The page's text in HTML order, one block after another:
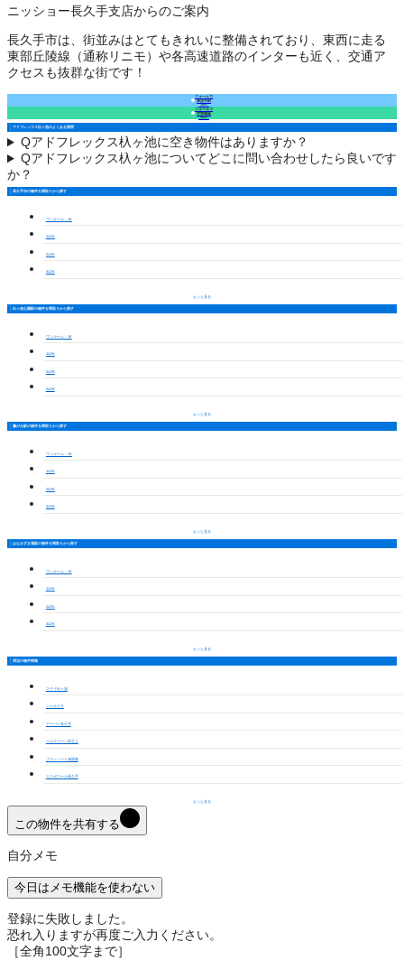
ニッショー長久手支店からのご案内
長久手市は、街並みはとてもきれいに整備されており、東西に走る
東部丘陵線（通称リニモ）や各高速道路のインターも近く、交通ア
クセスも抜群な街です！
フォームで
来店予約
（無料）
フォームで
空室確認
（無料）
アドフレックス杁ヶ池のよくある質問
Qアドフレックス杁ヶ池に空き物件はありますか？
Qアドフレックス杁ヶ池についてどこに問い合わせしたら良いです
か？
長久手市の物件を間取りから探す
ワンルーム・1K
1LDK
2LDK
3LDK
もっと見る
杁ヶ池公園駅の物件を間取りから探す
ワンルーム・1K
1LDK
2LDK
3LDK
もっと見る
藤が丘駅の物件を間取りから探す
ワンルーム・1K
1LDK
2LDK
3LDK
もっと見る
はなみずき通駅の物件を間取りから探す
ワンルーム・1K
1LDK
2LDK
3LDK
もっと見る
周辺の物件情報
ステイ杁ヶ池
シャルドネ
アーバン長久手
ベルグリーン段之上
ブランノート城屋敷
エスポワール長久手
もっと見る
この物件を共有する
自分メモ
今日はメモ機能を使わない
登録に失敗しました。
恐れ入りますが再度ご入力ください。
［全角100文字まで］